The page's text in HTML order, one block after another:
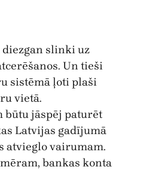
slinki uz
Un tieši
sistēmā ļoti plaši
vietā.
būtu jāspēj paturēt
Latvijas gadījumā
atvieglo vairumam.
bankas konta